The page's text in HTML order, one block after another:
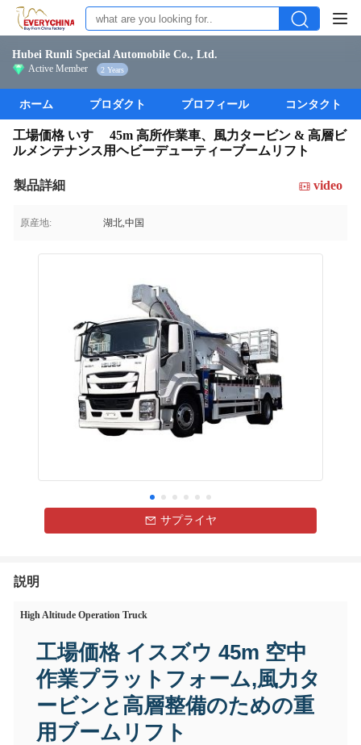
Hubei Runli Special Automobile Co., Ltd.
Active Member 2 Years
ホーム プロダクト プロフィール コンタクト
工場価格 いすゞ 45m 高所作業車、風力タービン & 高層ビ
ルメンテナンス用ヘビーデューティーブームリフト
製品詳細 video
原産地: 湖北,中国
サプライヤ
説明
High Altitude Operation Truck
工場価格 イスズウ 45m 空中
作業プラットフォーム,風力タ
ービンと高層整備のための重
用ブームリフト